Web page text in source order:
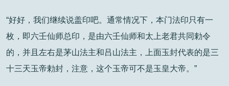
“好好，我们继续说盖印吧。通常情况下，本门法印只有一
枚，即六壬仙师总印，是由六壬仙师和太上老君共同勅令
的，并且左右是茅山法主和吕山法主，上面玉封代表的是三
十三天玉帝勅封，注意，这个玉帝可不是玉皇大帝。”